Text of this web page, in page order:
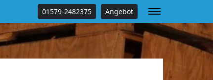
01579-2482375 Angebot